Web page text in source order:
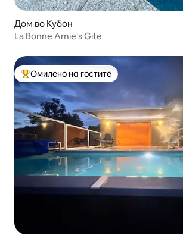
Дом во Кубон
La Bonne Amie's Gite
Меѓу најуспешните „Омилени на гостите“
Омилено на гостите